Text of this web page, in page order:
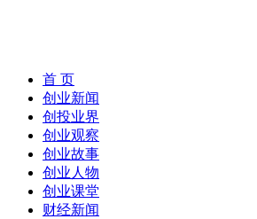
首 页
创业新闻
创投业界
创业观察
创业故事
创业人物
创业课堂
财经新闻